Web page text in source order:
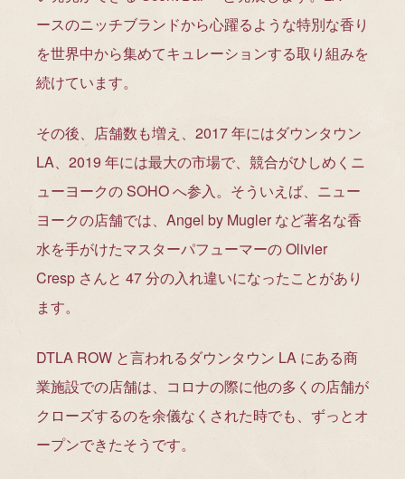
ースのニッチブランドから心躍るような特別な香り
を世界中から集めてキュレーションする取り組みを
続けています。
その後、店舗数も増え、2017 年にはダウンタウン
LA、2019 年には最大の市場で、競合がひしめくニ
ューヨークの SOHO へ参入。そういえば、ニュー
ヨークの店舗では、Angel by Mugler など著名な香
水を手がけたマスターパフューマーの Olivier
Cresp さんと 47 分の入れ違いになったことがあり
ます。
DTLA ROW と言われるダウンタウン LA にある商
業施設での店舗は、コロナの際に他の多くの店舗が
クローズするのを余儀なくされた時でも、ずっとオ
ープンできたそうです。